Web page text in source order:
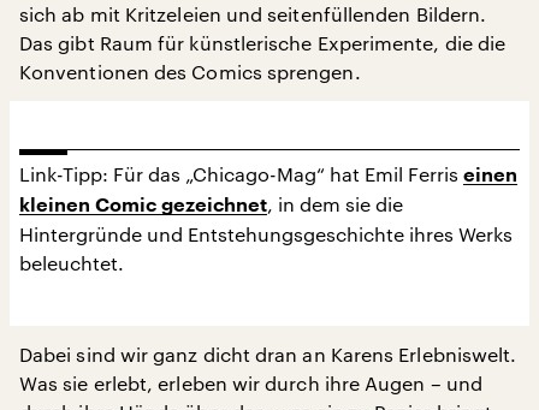
sich ab mit Kritzeleien und seitenfüllenden Bildern.
Das gibt Raum für künstlerische Experimente, die die
Konventionen des Comics sprengen.
Link-Tipp: Für das „Chicago-Mag“ hat Emil Ferris einen
kleinen Comic gezeichnet, in dem sie die
Hintergründe und Entstehungsgeschichte ihres Werks
beleuchtet.
Dabei sind wir ganz dicht dran an Karens Erlebniswelt.
Was sie erlebt, erleben wir durch ihre Augen – und